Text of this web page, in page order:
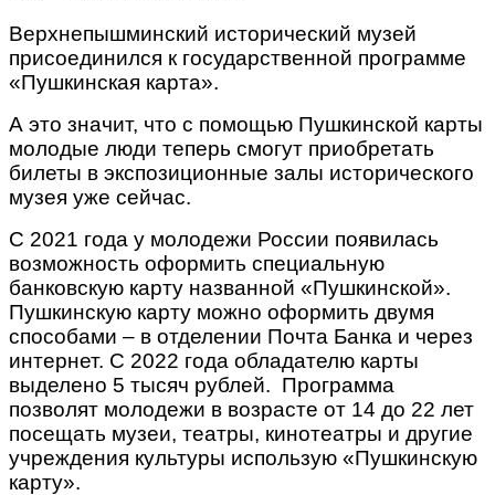
Верхнепышминский исторический музей
присоединился к государственной программе
«Пушкинская карта».
А это значит, что с помощью Пушкинской карты
молодые люди теперь смогут приобретать
билеты в экспозиционные залы исторического
музея уже сейчас.
С 2021 года у молодежи России появилась
возможность оформить специальную
банковскую карту названной «Пушкинской».
Пушкинскую карту можно оформить двумя
способами – в отделении Почта Банка и через
интернет. С 2022 года обладателю карты
выделено 5 тысяч рублей. Программа
позволят молодежи в возрасте от 14 до 22 лет
посещать музеи, театры, кинотеатры и другие
учреждения культуры использую «Пушкинскую
карту».